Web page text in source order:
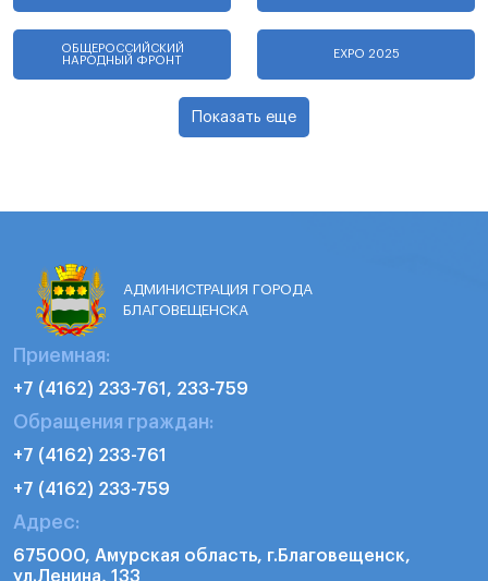
ОБЩЕРОССИЙСКИЙ
НАРОДНЫЙ ФРОНТ
EXPO 2025
Показать еще
АДМИНИСТРАЦИЯ ГОРОДА
БЛАГОВЕЩЕНСКА
Приемная:
+7 (4162) 233-761, 233-759
Обращения граждан:
+7 (4162) 233-761
+7 (4162) 233-759
Адрес:
675000, Амурская область, г.Благовещенск,
ул.Ленина, 133